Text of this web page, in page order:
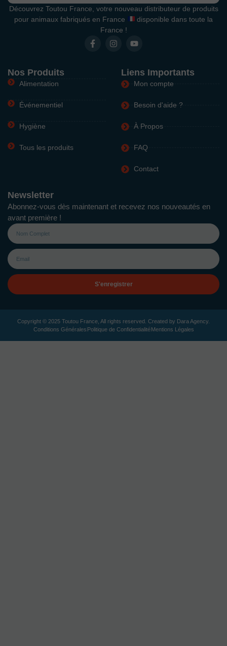
Découvrez Toutou France, votre nouveau distributeur de produits
pour animaux fabriqués en France
disponible dans toute la
France !
Nos Produits
Alimentation
Événementiel
Hygiène
Tous les produits
Liens Importants
Mon compte
Besoin d'aide ?
À Propos
FAQ
Contact
Newsletter
Abonnez-vous dès maintenant et recevez nos nouveautés en
avant première !
S'enregistrer
Copyright © 2025 Toutou France, All rights reserved. Created by Dara Agency
Conditions Générales Politique de Confidentialité Mentions Légales